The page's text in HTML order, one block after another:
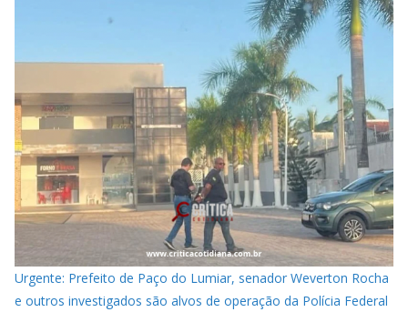
Urgente: Prefeito de Paço do Lumiar, senador Weverton Rocha
e outros investigados são alvos de operação da Polícia Federal